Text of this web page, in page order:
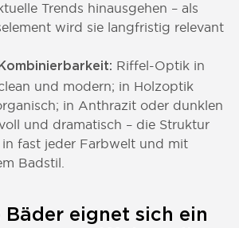
Trends hinausgehen – als
wird sie langfristig relevant
Riffel-Optik in
und modern; in Holzoptik
in Anthrazit oder dunklen
und dramatisch – die Struktur
fast jeder Farbwelt und mit
Badstil.
Bäder eignet sich ein